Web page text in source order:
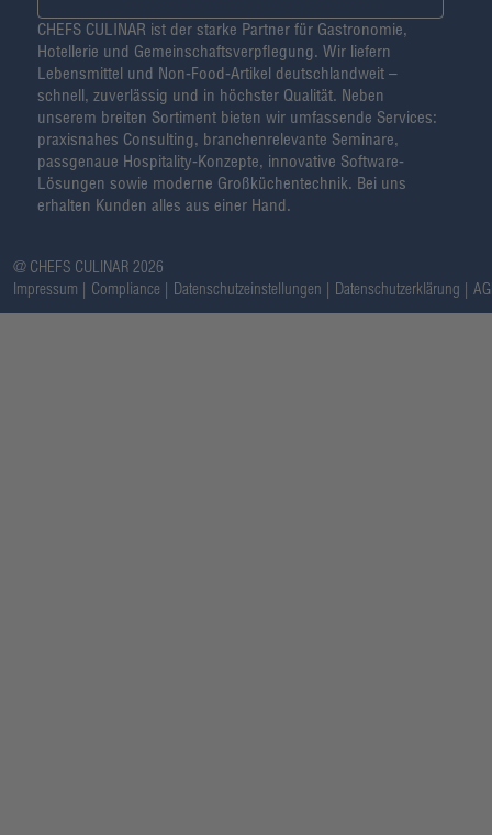
CHEFS CULINAR ist der starke Partner für Gastronomie,
Hotellerie und Gemeinschaftsverpflegung. Wir liefern
Lebensmittel und Non-Food-Artikel deutschlandweit –
schnell, zuverlässig und in höchster Qualität. Neben
unserem breiten Sortiment bieten wir umfassende Services:
praxisnahes Consulting, branchenrelevante Seminare,
passgenaue Hospitality-Konzepte, innovative Software-
Lösungen sowie moderne Großküchentechnik. Bei uns
erhalten Kunden alles aus einer Hand.
@ CHEFS CULINAR 2026
Impressum
Compliance Datenschutzeinstellungen Datenschutzerklärung